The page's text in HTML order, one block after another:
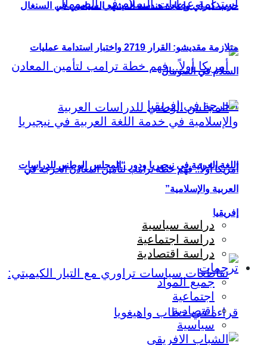
حزب كيراي وإعادة هندسة المشهد السياسي في السنغال
أمريكا أولاً.. فهم خطة ترامب لتأمين المعادن الحرجة في
إفريقيا
متلازمة مقديشو: القرار 2719 واختبار استدامة عمليات
السلام في الصومال
اللغة العربية في نيجيريا ودور “المجلس الوطني للدراسات
العربية والإسلامية”
دراسة سياسية
دراسة اجتماعية
دراسة اقتصادية
ترجمات
جميع المواد
اجتماعية
اقتصادية
سياسية